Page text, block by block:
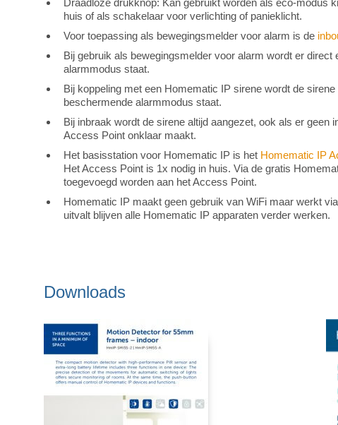
Draadloze drukknop: Kan gebruikt worden als eco-modus
huis of als schakelaar voor verlichting of panieklicht.
Voor toepassing als bewegingsmelder voor alarm is de
Bij gebruik als bewegingsmelder voor alarm wordt er
alarmmodus staat.
Bij koppeling met een Homematic IP sirene wordt de
beschermende alarmmodus staat.
Bij inbraak wordt de sirene altijd aangezet, ook als er
Access Point onklaar maakt.
Het basisstation voor Homematic IP is het Homematic IP
Het Access Point is 1x nodig in huis. Via de gratis
toegevoegd worden aan het Access Point.
Homematic IP maakt geen gebruik van WiFi maar werkt
uitvalt blijven alle Homematic IP apparaten verder werken.
Downloads